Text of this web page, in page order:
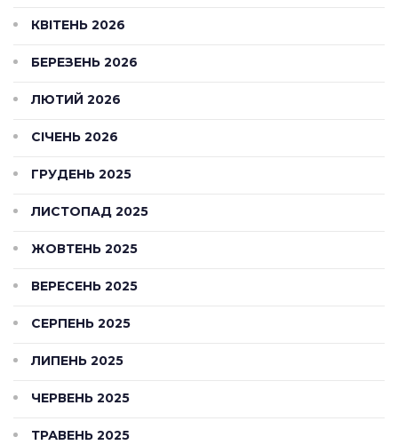
КВІТЕНЬ 2026
БЕРЕЗЕНЬ 2026
ЛЮТИЙ 2026
СІЧЕНЬ 2026
ГРУДЕНЬ 2025
ЛИСТОПАД 2025
ЖОВТЕНЬ 2025
ВЕРЕСЕНЬ 2025
СЕРПЕНЬ 2025
ЛИПЕНЬ 2025
ЧЕРВЕНЬ 2025
ТРАВЕНЬ 2025